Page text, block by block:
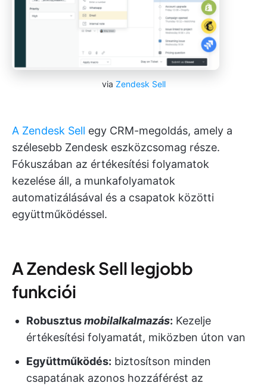
via Zendesk Sell
A Zendesk Sell egy CRM-megoldás, amely a
szélesebb Zendesk eszközcsomag része.
Fókuszában az értékesítési folyamatok
kezelése áll, a munkafolyamatok
automatizálásával és a csapatok közötti
együttműködéssel.
A Zendesk Sell legjobb
funkciói
Robusztusmobilalkalmazás: Kezelje
értékesítési folyamatát, miközben úton van
Együttműködés: biztosítson minden
csapatának azonos hozzáférést az